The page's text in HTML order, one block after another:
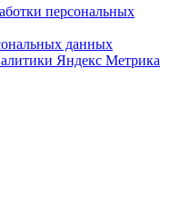
персональных
данных
Яндекс Метрика